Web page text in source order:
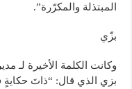
المبتذلة والمكرّرة”.
بزّي
وكانت الكلمة الأخيرة لـ
بزي الذي قال: “ذاتَ